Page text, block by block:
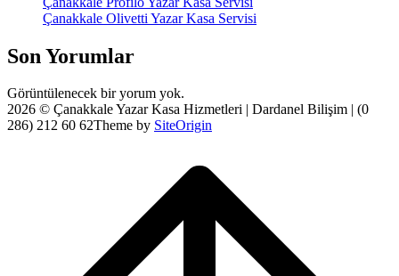
Çanakkale Olivetti Yazar Kasa Servisi
Son Yorumlar
Görüntülenecek bir yorum yok.
2026 © Çanakkale Yazar Kasa Hizmetleri | Dardanel Bilişim | (0
286) 212 60 62Theme by SiteOrigin